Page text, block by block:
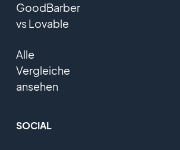
GoodBarber
vs Lovable
Alle
Vergleiche
ansehen
SOCIAL